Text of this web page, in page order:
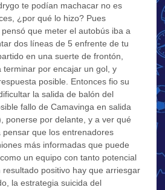
te podían machacar no es
¿por qué lo hizo? Pues
que meter el autobús iba a
dos líneas de 5 enfrente de tu
en una suerte de frontón,
terminar por encajar un gol, y
posible. Entonces fio su
la salida de balón del
fallo de Camavinga en salida
ponerse por delante, y a ver qué
pensar que los entrenadores
más informadas que puede
un equipo con tanto potencial
positivo hay que arriesgar
la estrategia suicida del